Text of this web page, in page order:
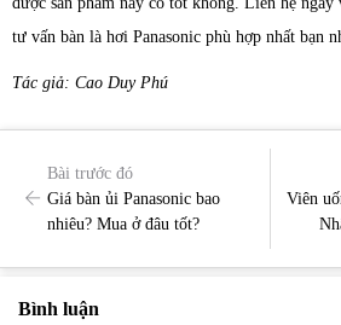
tư vấn bàn là hơi Panasonic phù hợp nhất bạn
Tác giả: Cao Duy Phú
Bài trước đó
Giá bàn ủi Panasonic bao
nhiêu? Mua ở đâu tốt?
Viên
Bình luận